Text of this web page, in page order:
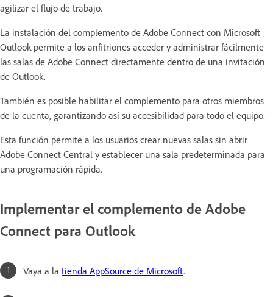
agilizar el flujo de trabajo.
La instalación del complemento de Adobe Connect con Microsoft
Outlook permite a los anfitriones acceder y administrar fácilmente
las salas de Adobe Connect directamente dentro de una invitación
de Outlook.
También es posible habilitar el complemento para otros miembros
de la cuenta, garantizando así su accesibilidad para todo el equipo.
Esta función permite a los usuarios crear nuevas salas sin abrir
Adobe Connect Central y establecer una sala predeterminada para
una programación rápida.
Implementar el complemento de Adobe
Connect para Outlook
Vaya a la tienda AppSource de Microsoft.